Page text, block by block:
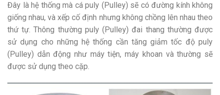
Đây là hệ thống mà cá puly (Pulley) sẽ có đường kính không
giống nhau, và xếp cố định nhưng không chồng lên nhau theo
thứ tự. Thông thường puly (Pulley) đai thang thường được
sử dụng cho những hệ thống cần tăng giảm tốc độ puly
(Pulley) dẫn động như máy tiện, máy khoan và thường sẽ
được sử dụng theo cặp.